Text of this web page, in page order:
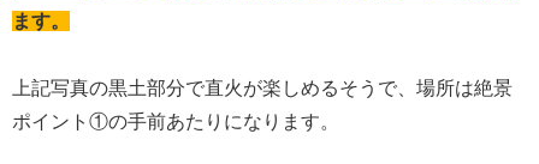
ます。
上記写真の黒土部分で直火が楽しめるそうで、場所は絶景
ポイント①の手前あたりになります。